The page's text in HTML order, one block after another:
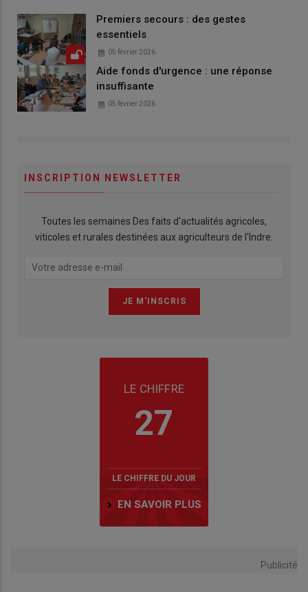
Premiers secours : des gestes
essentiels
05 février 2026
Aide fonds d'urgence : une réponse
insuffisante
05 février 2026
INSCRIPTION NEWSLETTER
Toutes les semaines Des faits d'actualités agricoles,
viticoles et rurales destinées aux agriculteurs de l'Indre.
LE CHIFFRE
27
LE CHIFFRE DU JOUR
EN SAVOIR PLUS
Publicité